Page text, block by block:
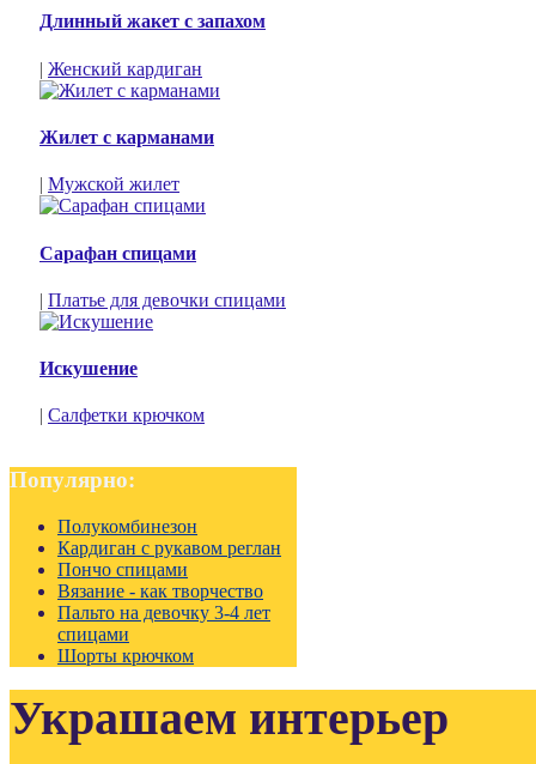
Длинный жакет с запахом
| Женский кардиган
Жилет с карманами
| Мужской жилет
Сарафан спицами
| Платье для девочки спицами
Искушение
| Салфетки крючком
Популярно:
Полукомбинезон
Кардиган с рукавом реглан
Пончо спицами
Вязание - как творчество
Пальто на девочку 3-4 лет
спицами
Шорты крючком
Украшаем интерьер